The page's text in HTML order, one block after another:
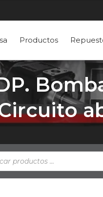
Productos